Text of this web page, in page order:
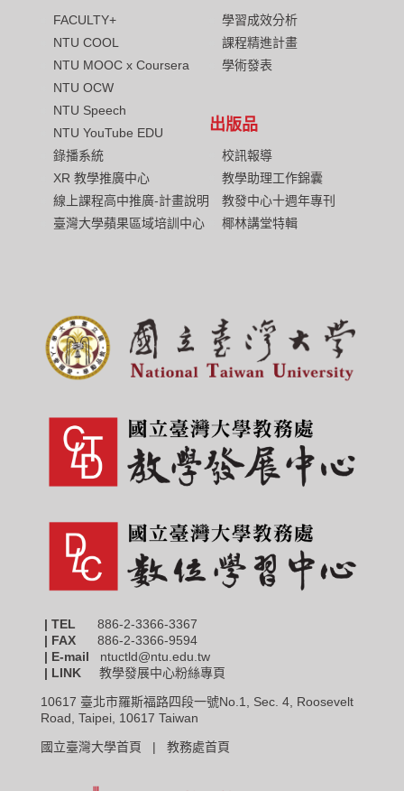
FACULTY+
NTU COOL
NTU MOOC x Coursera
NTU OCW
NTU Speech
NTU YouTube EDU
錄播系統
XR 教學推廣中心
線上課程高中推廣-計畫說明
臺灣大學蘋果區域培訓中心
學習成效分析
課程精進計畫
學術發表
出版品
校訊報導
教學助理工作錦囊
教發中心十週年專刊
椰林講堂特輯
| TEL 886-2-3366-3367
| FAX
886-2-3366-9594
| E-mail ntuctld@ntu.edu.tw
| LINK 教學發展中心粉絲專頁
10617 臺北市羅斯福路四段一號No.1, Sec. 4, Roosevelt
Road, Taipei, 10617 Taiwan
國立臺灣大學首頁 | 教務處首頁